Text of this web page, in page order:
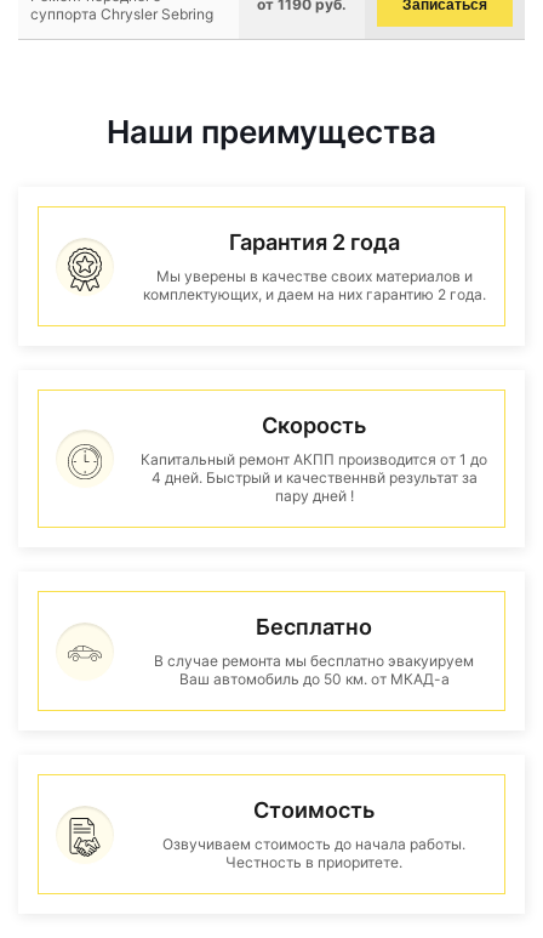
суппорта Chrysler Sebring
от 1190 руб. Записаться
Наши преимущества
Гарантия 2 года
Мы уверены в качестве своих материалов и
комплектующих, и даем на них гарантию 2 года.
Скорость
Капитальный ремонт АКПП производится от 1 до
4 дней. Быстрый и качественнвй результат за
пару дней !
Бесплатно
В случае ремонта мы бесплатно эвакуируем
Ваш автомобиль до 50 км. от МКАД-а
Стоимость
Озвучиваем стоимость до начала работы.
Честность в приоритете.